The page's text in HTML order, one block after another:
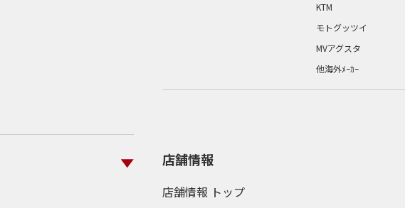
KTM
モトグッツイ
MVアグスタ
他海外ﾒｰｶｰ
店舗情報
店舗情報 トップ